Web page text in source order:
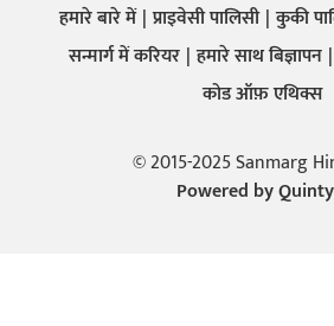
हमारे बारे में प्राइवेसी पालिसी कुकी
सन्मार्ग में करियर हमारे साथ बिज्ञापन
कोड ऑफ़ एथिक्स
© 2015-2025 Sanmarg
Powered by